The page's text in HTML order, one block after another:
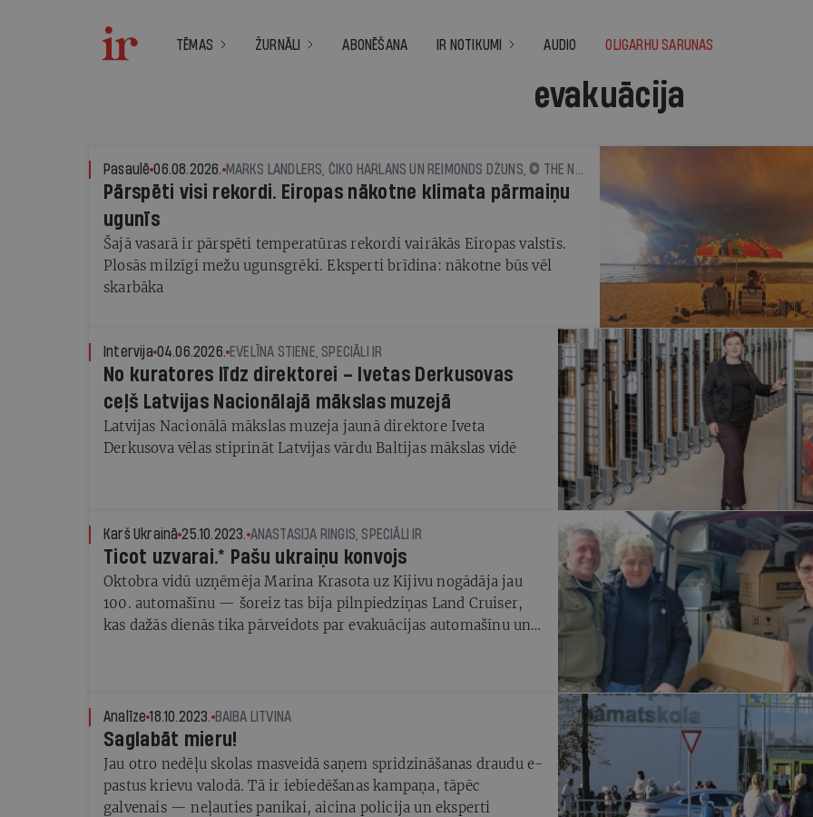
TĒMAS ŽURNĀLI ABONĒŠANA IR NOTIKUMI AUDIO OLIGARHU SARUNAS
evakuācija
Pasaulē 06.08.2026.
Pārspēti visi rekordi. Eiropas nākotne klimata pārmaiņu
ugunīs
Šajā vasarā ir pārspēti temperatūras rekordi vairākās Eiropas valstīs.
Plosās milzīgi mežu ugunsgrēki. Eksperti brīdina: nākotne būs vēl
skarbāka
Intervija 04.06.2026. EVELĪNA STIENE, SPECIĀLI IR
No kuratores līdz direktorei – Ivetas Derkusovas
ceļš Latvijas Nacionālajā mākslas muzejā
Latvijas Nacionālā mākslas muzeja jaunā direktore Iveta
Derkusova vēlas stiprināt Latvijas vārdu Baltijas mākslas vidē
Karš Ukrainā 25.10.2023. ANASTASIJA RINGIS, SPECIĀLI IR
Ticot uzvarai.* Pašu ukraiņu konvojs
Oktobra vidū uzņēmēja Marina Krasota uz Kijivu nogādāja jau
100. automašīnu — šoreiz tas bija pilnpiedziņas Land Cruiser,
kas dažās dienās tika pārveidots par evakuācijas automašīnu un
Analīze 18.10.2023. BAIBA LITVINA
Saglabāt mieru!
Jau otro nedēļu skolas masveidā saņem spridzināšanas draudu e-
pastus krievu valodā. Tā ir iebiedēšanas kampaņa, tāpēc
galvenais — neļauties panikai, aicina policija un eksperti